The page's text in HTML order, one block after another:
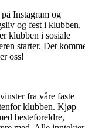
Instagram og
og fest i klubben,
klubben i sosiale
starter. Det
oss!
fra våre faste
klubben. Kjøp
besteforeldre,